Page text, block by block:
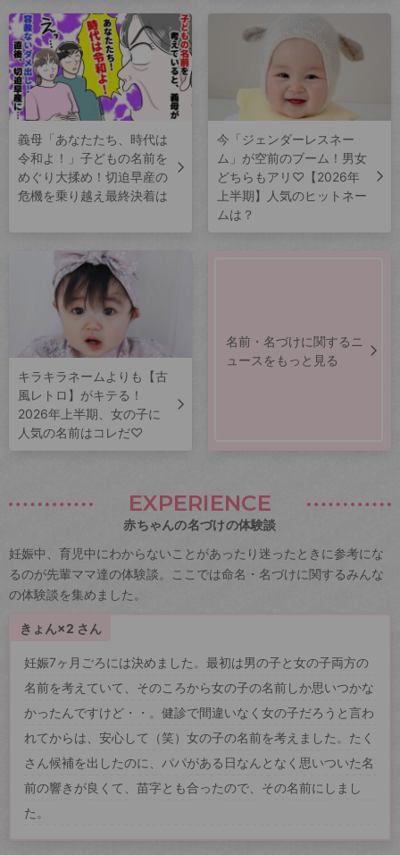
義母「あなたたち、時代は
令和よ！」子どもの名前を
めぐり大揉め！切迫早産の
危機を乗り越え最終決着は
今「ジェンダーレスネー
ム」が空前のブーム！男女
どちらもアリ♡【2026年
上半期】人気のヒットネー
ムは？
キラキラネームよりも【古
風レトロ】がキテる！
2026年上半期、女の子に
人気の名前はコレだ♡
名前・名づけに関するニ
ュースをもっと見る
EXPERIENCE
赤ちゃんの名づけの体験談
妊娠中、育児中にわからないことがあったり迷ったときに参考にな
るのが先輩ママ達の体験談。ここでは命名・名づけに関するみんな
の体験談を集めました。
きょん×2 さん
妊娠7ヶ月ごろには決めました。最初は男の子と女の子両方の
名前を考えていて、そのころから女の子の名前しか思いつかな
かったんですけど・・。健診で間違いなく女の子だろうと言わ
れてからは、安心して（笑）女の子の名前を考えました。たく
さん候補を出したのに、パパがある日なんとなく思いついた名
前の響きが良くて、苗字とも合ったので、その名前にしまし
た。